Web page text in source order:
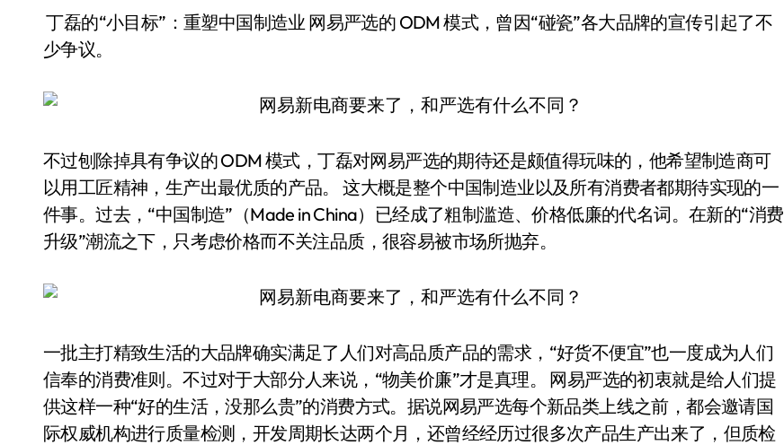
丁磊的“小目标”：重塑中国制造业 网易严选的 ODM 模式，曾因“碰瓷”各大品牌的宣传引起了不
少争议。
不过刨除掉具有争议的 ODM 模式，丁磊对网易严选的期待还是颇值得玩味的，他希望制造商可
以用工匠精神，生产出最优质的产品。 这大概是整个中国制造业以及所有消费者都期待实现的一
件事。过去，“中国制造”（Made in China）已经成了粗制滥造、价格低廉的代名词。在新的“消费
升级”潮流之下，只考虑价格而不关注品质，很容易被市场所抛弃。
一批主打精致生活的大品牌确实满足了人们对高品质产品的需求，“好货不便宜”也一度成为人们
信奉的消费准则。不过对于大部分人来说，“物美价廉”才是真理。 网易严选的初衷就是给人们提
供这样一种“好的生活，没那么贵”的消费方式。据说网易严选每个新品类上线之前，都会邀请国
际权威机构进行质量检测，开发周期长达两个月，还曾经经历过很多次产品生产出来了，但质检